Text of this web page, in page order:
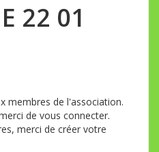
22 01
membres de l'association.
de vous connecter.
merci de créer votre